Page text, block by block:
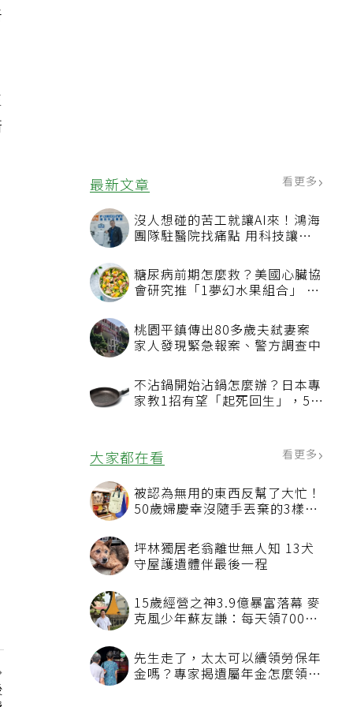
最新文章 看更多
沒人想碰的苦工就讓AI來！鴻海
團隊駐醫院找痛點 用科技讓醫
糖尿病前期怎麼救？美國心臟協
會研究推「1夢幻水果組合」 酪
桃園平鎮傳出80多歲夫弒妻案
家人發現緊急報案、警方調查中
不沾鍋開始沾鍋怎麼辦？日本專
家教1招有望「起死回生」，5情
大家都在看 看更多
被認為無用的東西反幫了大忙！
50歲婦慶幸沒隨手丟棄的3樣物
坪林獨居老翁離世無人知 13犬
守屋護遺體伴最後一程
15歲經營之神3.9億暴富落幕 麥
克風少年蘇友謙：每天領700元
先生走了，太太可以續領勞保年
金嗎？專家揭遺屬年金怎麼領，